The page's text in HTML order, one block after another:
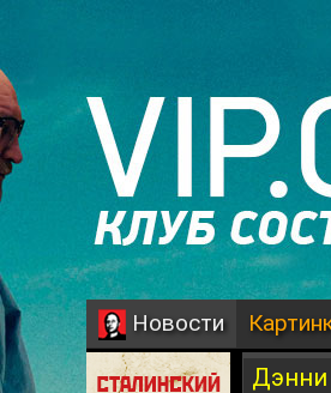
Новости
Дэнни